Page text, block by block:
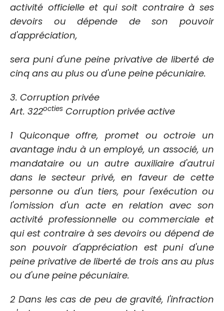
activité officielle et qui soit contraire à ses
devoirs ou dépende de son pouvoir
d'appréciation,
sera puni d'une peine privative de liberté de
cinq ans au plus ou d'une peine pécuniaire.
3. Corruption privée
Art. 322octies Corruption privée active
1 Quiconque offre, promet ou octroie un
avantage indu à un employé, un associé, un
mandataire ou un autre auxiliaire d'autrui
dans le secteur privé, en faveur de cette
personne ou d'un tiers, pour l'exécution ou
l'omission d'un acte en relation avec son
activité professionnelle ou commerciale et
qui est contraire à ses devoirs ou dépend de
son pouvoir d'appréciation est puni d'une
peine privative de liberté de trois ans au plus
ou d'une peine pécuniaire.
2 Dans les cas de peu de gravité, l'infraction